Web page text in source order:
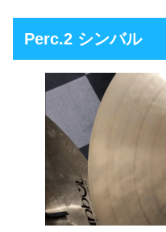
Perc.2 シンバル